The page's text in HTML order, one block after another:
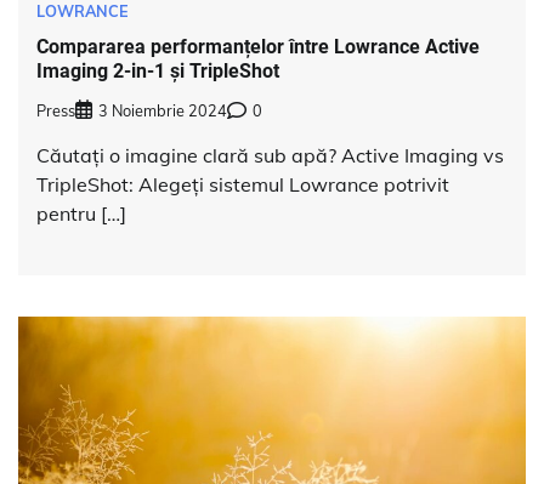
LOWRANCE
Compararea performanțelor între Lowrance Active
Imaging 2-in-1 și TripleShot
Press 3 Noiembrie 2024 0
Căutați o imagine clară sub apă? Active Imaging vs
TripleShot: Alegeți sistemul Lowrance potrivit
pentru […]